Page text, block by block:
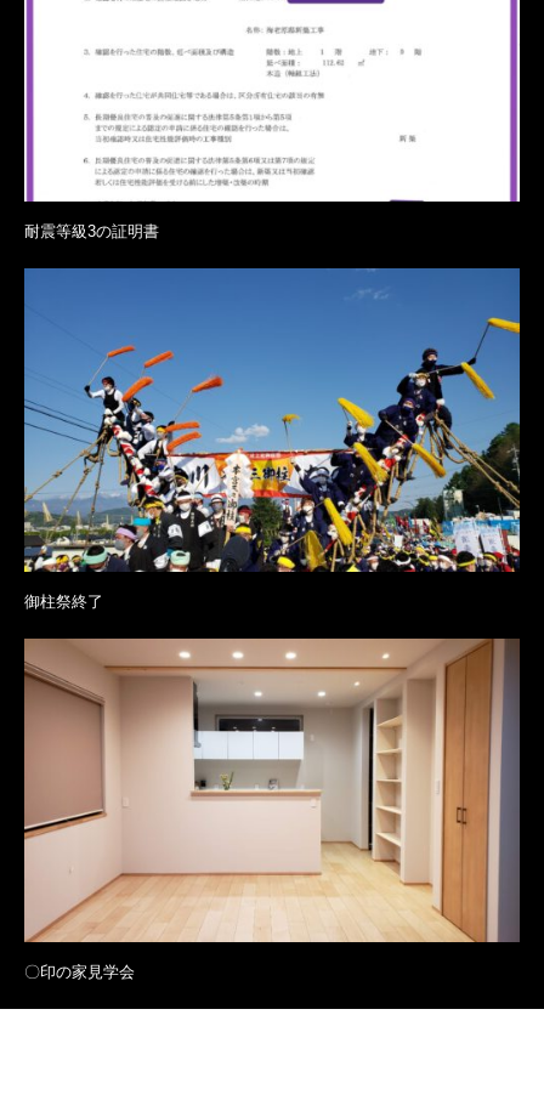
耐震等級3の証明書
御柱祭終了
〇印の家見学会